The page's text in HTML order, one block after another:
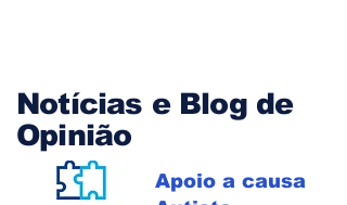
Notícias e Blog de
Opinião
Apoio a causa